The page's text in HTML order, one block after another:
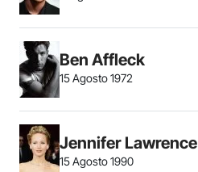
Ben Affleck
15 Agosto 1972
Jennifer Lawrence
15 Agosto 1990